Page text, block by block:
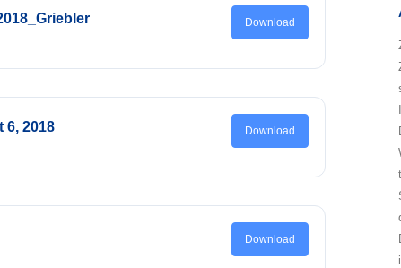
Download
6, 2018 Download
Download